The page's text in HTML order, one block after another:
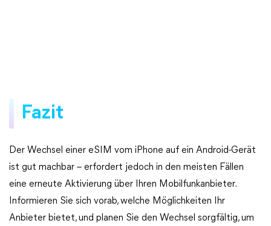
Fazit
Der Wechsel einer eSIM vom iPhone auf ein Android-Gerät
ist gut machbar – erfordert jedoch in den meisten Fällen
eine erneute Aktivierung über Ihren Mobilfunkanbieter.
Informieren Sie sich vorab, welche Möglichkeiten Ihr
Anbieter bietet, und planen Sie den Wechsel sorgfältig, um